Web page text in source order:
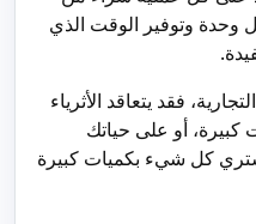
وتوفير الوقت الذي
فقد يتعاقد الأثرياء
أو على حياتك
كل شيء بكميات كبيرة